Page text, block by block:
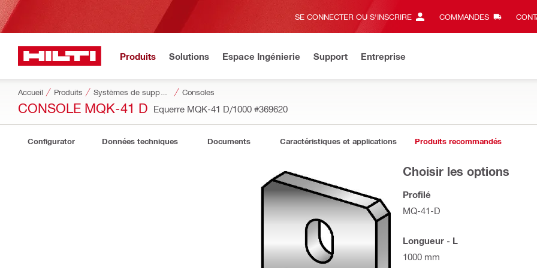
SE CONNECTER OU S'INSCRIRE COMMANDES
Produits Solutions Espace Ingénierie Support Entreprise
Accueil Produits Consoles
CONSOLE MQK-41 D Equerre MQK-41 D/1000 #369620
Configurator Données techniques Documents Caractéristiques et applications Produits recommandés
Choisir les options
Profilé
MQ-41-D
Longueur - L
1000 mm